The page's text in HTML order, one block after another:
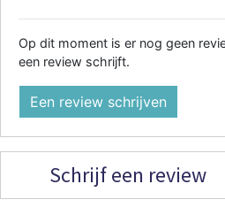
Op dit moment is er nog geen
een review schrijft.
Een review schrijven
Schrijf een review